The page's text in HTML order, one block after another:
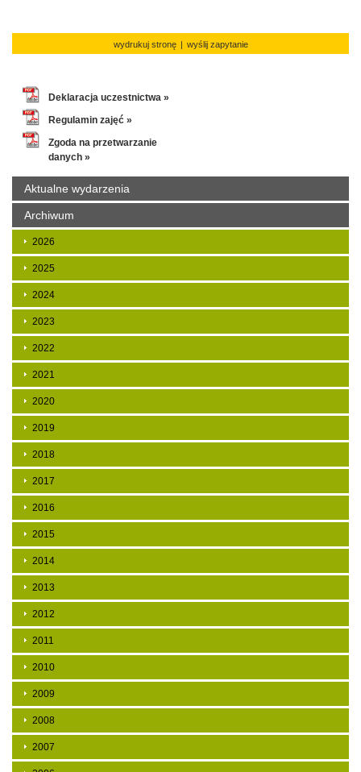
wydrukuj stronę | wyślij zapytanie
Deklaracja uczestnictwa »
Regulamin zajęć »
Zgoda na przetwarzanie
danych »
Aktualne wydarzenia
Archiwum
2026
2025
2024
2023
2022
2021
2020
2019
2018
2017
2016
2015
2014
2013
2012
2011
2010
2009
2008
2007